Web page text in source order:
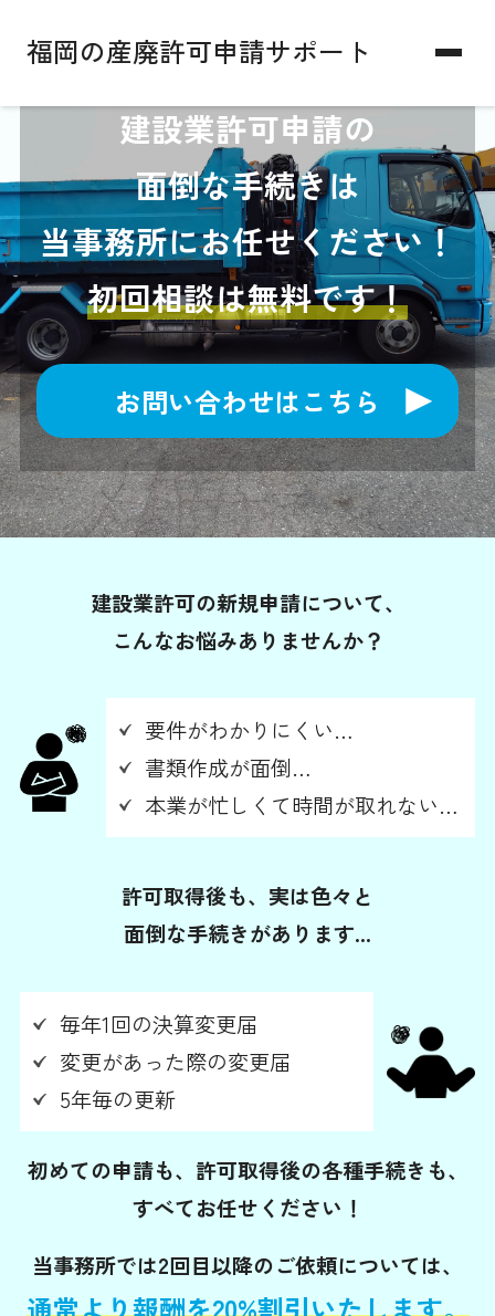
福岡の産廃許可申請サポート
建設業許可申請の
面倒な手続きは
当事務所にお任せください！
初回相談は無料です！
お問い合わせはこちら
建設業許可の新規申請について、
こんなお悩みありませんか？
要件がわかりにくい…
書類作成が面倒…
本業が忙しくて時間が取れない…
許可取得後も、実は色々と
面倒な手続きがあります...
毎年1回の決算変更届
変更があった際の変更届
5年毎の更新
初めての申請も、許可取得後の各種手続きも、
すべてお任せください！
当事務所では2回目以降のご依頼については、
通常より報酬を20%割引いたします。